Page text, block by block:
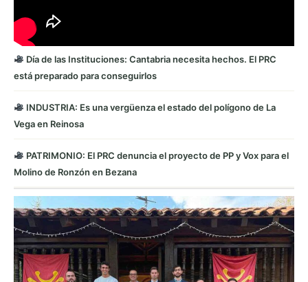
Día de las Instituciones: Cantabria necesita hechos. El PRC
está preparado para conseguirlos
INDUSTRIA: Es una vergüenza el estado del polígono de La
Vega en Reinosa
PATRIMONIO: El PRC denuncia el proyecto de PP y Vox para el
Molino de Ronzón en Bezana